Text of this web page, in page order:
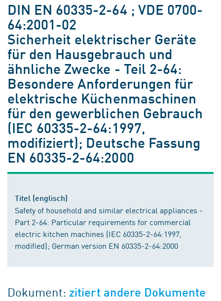
DIN EN 60335-2-64 ; VDE 0700-
64:2001-02
Sicherheit elektrischer Geräte
für den Hausgebrauch und
ähnliche Zwecke - Teil 2-64:
Besondere Anforderungen für
elektrische Küchenmaschinen
für den gewerblichen Gebrauch
(IEC 60335-2-64:1997,
modifiziert); Deutsche Fassung
EN 60335-2-64:2000
Titel (englisch)
Safety of household and similar electrical appliances -
Part 2-64: Particular requirements for commercial
electric kitchen machines (IEC 60335-2-64:1997,
modified); German version EN 60335-2-64:2000
Dokument: zitiert andere Dokumente